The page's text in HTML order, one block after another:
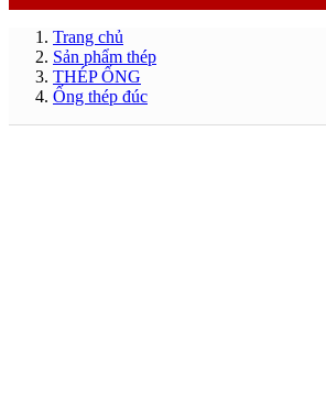
Trang chủ
Sản phẩm thép
THÉP ỐNG
Ống thép đúc